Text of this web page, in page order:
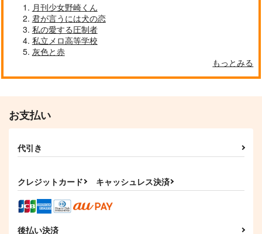
月刊少女野崎くん
君が言うには犬の恋
私の愛する圧制者
私立メロ高等学校
灰色と赤
もっとみる
お支払い
代引き
クレジットカード キャッシュレス決済
後払い決済